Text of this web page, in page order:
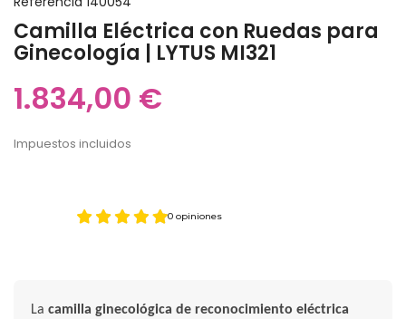
Camilla Eléctrica con Ruedas para
Ginecología | LYTUS MI321
1.834,00 €
Impuestos incluidos
0 opiniones
Lacamilla ginecológica de reconocimiento eléctrica